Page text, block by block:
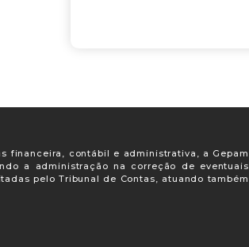
financeira, contábil e administrativa, a Gepam
a administração na correção de eventuais
pelo Tribunal de Contas, atuando também